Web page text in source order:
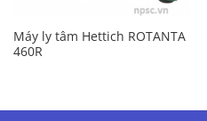
Máy ly tâm Hettich ROTANTA
460R